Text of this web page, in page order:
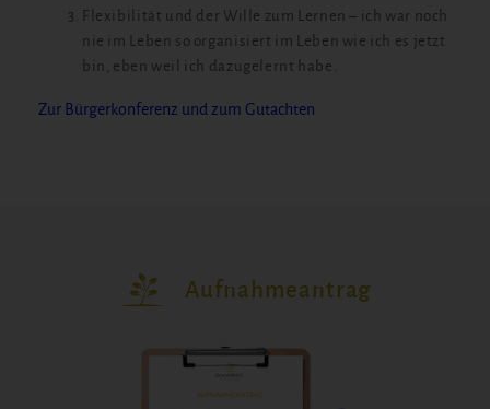
Flexibilität und der Wille zum Lernen – ich war noch
nie im Leben so organisiert im Leben wie ich es jetzt
bin, eben weil ich dazugelernt habe.
Zur Bürgerkonferenz und zum Gutachten
Aufnahmeantrag